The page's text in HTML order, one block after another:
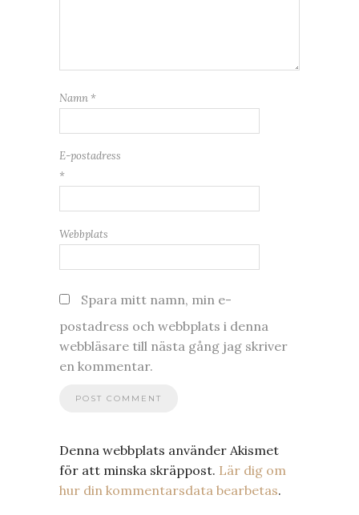
Namn *
E-postadress
*
Webbplats
Spara mitt namn, min e-
postadress och webbplats i denna
webbläsare till nästa gång jag skriver
en kommentar.
Denna webbplats använder Akismet
för att minska skräppost. Lär dig om
hur din kommentarsdata bearbetas.